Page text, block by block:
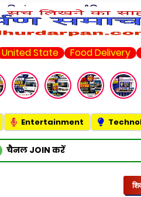
व ज्ञान राजनीति समाचार
Food Delivery
Entertainment
चैनल JOIN करें